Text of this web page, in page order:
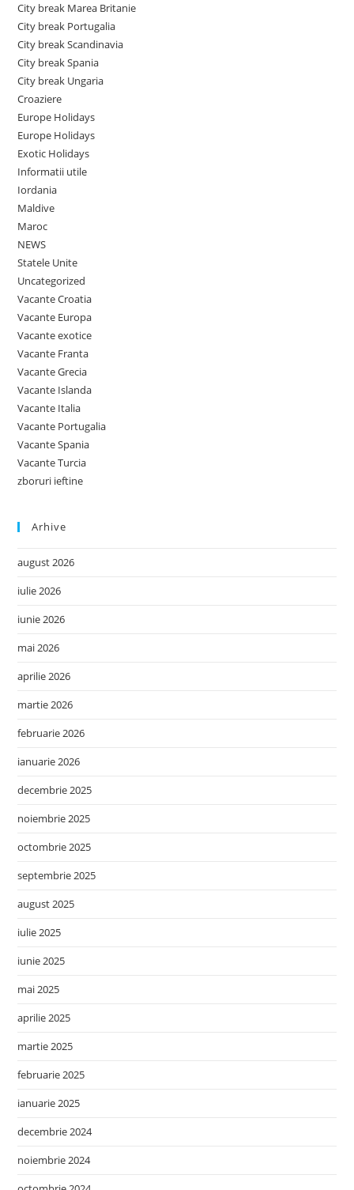
City break Marea Britanie
City break Portugalia
City break Scandinavia
City break Spania
City break Ungaria
Croaziere
Europe Holidays
Europe Holidays
Exotic Holidays
Informatii utile
Iordania
Maldive
Maroc
NEWS
Statele Unite
Uncategorized
Vacante Croatia
Vacante Europa
Vacante exotice
Vacante Franta
Vacante Grecia
Vacante Islanda
Vacante Italia
Vacante Portugalia
Vacante Spania
Vacante Turcia
zboruri ieftine
Arhive
august 2026
iulie 2026
iunie 2026
mai 2026
aprilie 2026
martie 2026
februarie 2026
ianuarie 2026
decembrie 2025
noiembrie 2025
octombrie 2025
septembrie 2025
august 2025
iulie 2025
iunie 2025
mai 2025
aprilie 2025
martie 2025
februarie 2025
ianuarie 2025
decembrie 2024
noiembrie 2024